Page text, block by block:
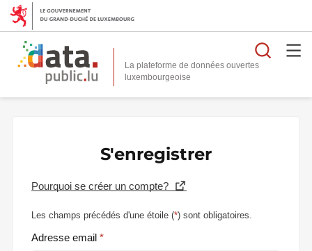
La plateforme de données ouvertes
S'enregistrer
Pourquoi se créer un compte?
Les champs précédés d'une étoile (*) sont obligatoires.
Adresse email